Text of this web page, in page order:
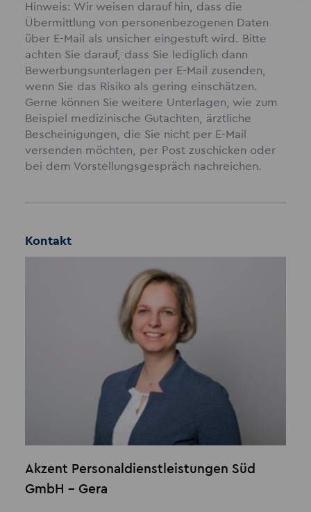
Hinweis: Wir weisen darauf hin, dass die
Übermittlung von personenbezogenen Daten
über E-Mail als unsicher eingestuft wird. Bitte
achten Sie darauf, dass Sie lediglich dann
Bewerbungsunterlagen per E-Mail zusenden,
wenn Sie das Risiko als gering einschätzen.
Gerne können Sie weitere Unterlagen, wie zum
Beispiel medizinische Gutachten, ärztliche
Bescheinigungen, die Sie nicht per E-Mail
versenden möchten, per Post zuschicken oder
bei dem Vorstellungsgespräch nachreichen.
Kontakt
Akzent Personaldienstleistungen Süd
GmbH - Gera